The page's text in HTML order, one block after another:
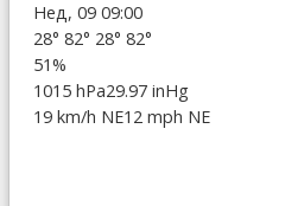
Нед, 09 09:00
28° 82° 28° 82°
51%
1015 hPa29.97 inHg
19 km/h NE12 mph NE